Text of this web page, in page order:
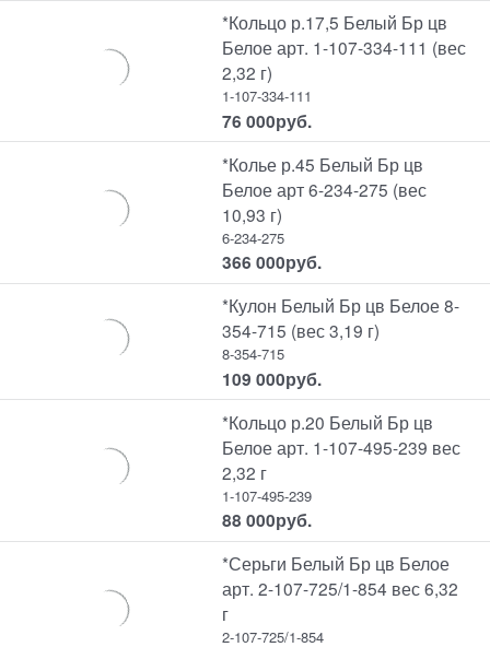
*Кольцо р.17,5 Белый Бр цв
Белое арт. 1-107-334-111 (вес
2,32 г)
1-107-334-111
76 000руб.
*Колье р.45 Белый Бр цв
Белое арт 6-234-275 (вес
10,93 г)
6-234-275
366 000руб.
*Кулон Белый Бр цв Белое 8-
354-715 (вес 3,19 г)
8-354-715
109 000руб.
*Кольцо р.20 Белый Бр цв
Белое арт. 1-107-495-239 вес
2,32 г
1-107-495-239
88 000руб.
*Серьги Белый Бр цв Белое
арт. 2-107-725/1-854 вес 6,32
г
2-107-725/1-854